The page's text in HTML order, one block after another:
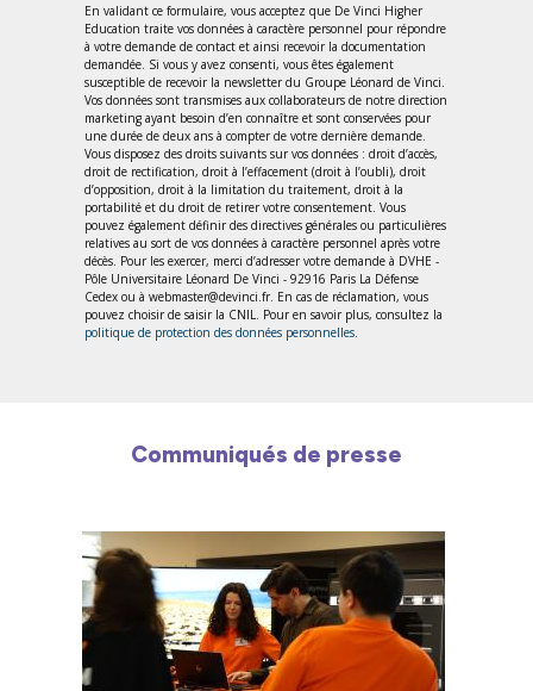
En validant ce formulaire, vous acceptez que De Vinci Higher
Education traite vos données à caractère personnel pour répondre
à votre demande de contact et ainsi recevoir la documentation
demandée. Si vous y avez consenti, vous êtes également
susceptible de recevoir la newsletter du Groupe Léonard de Vinci.
Vos données sont transmises aux collaborateurs de notre direction
marketing ayant besoin d’en connaître et sont conservées pour
une durée de deux ans à compter de votre dernière demande.
Vous disposez des droits suivants sur vos données : droit d’accès,
droit de rectification, droit à l’effacement (droit à l’oubli), droit
d’opposition, droit à la limitation du traitement, droit à la
portabilité et du droit de retirer votre consentement. Vous
pouvez également définir des directives générales ou particulières
relatives au sort de vos données à caractère personnel après votre
décès. Pour les exercer, merci d’adresser votre demande à DVHE -
Pôle Universitaire Léonard De Vinci - 92916 Paris La Défense
Cedex ou à webmaster@devinci.fr. En cas de réclamation, vous
pouvez choisir de saisir la CNIL. Pour en savoir plus, consultez la
politique de protection des données personnelles.
Communiqués de presse